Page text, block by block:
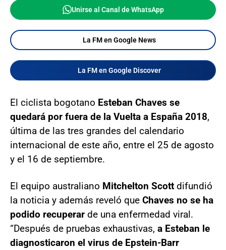
Unirse al Canal de WhatsApp
La FM en Google News
La FM en Google Discover
El ciclista bogotano Esteban Chaves se
quedará por fuera de la Vuelta a España 2018,
última de las tres grandes del calendario
internacional de este año, entre el 25 de agosto
y el 16 de septiembre.
El equipo australiano Mitchelton Scott difundió
la noticia y además reveló que Chaves no se ha
podido recuperar de una enfermedad viral.
“Después de pruebas exhaustivas, a Esteban le
diagnosticaron el virus de Epstein-Barr